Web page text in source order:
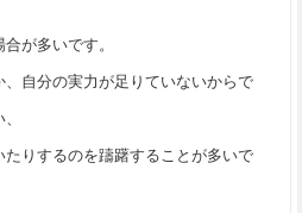
が多いです。
自分の実力が足りていないからで
りするのを躊躇することが多いで